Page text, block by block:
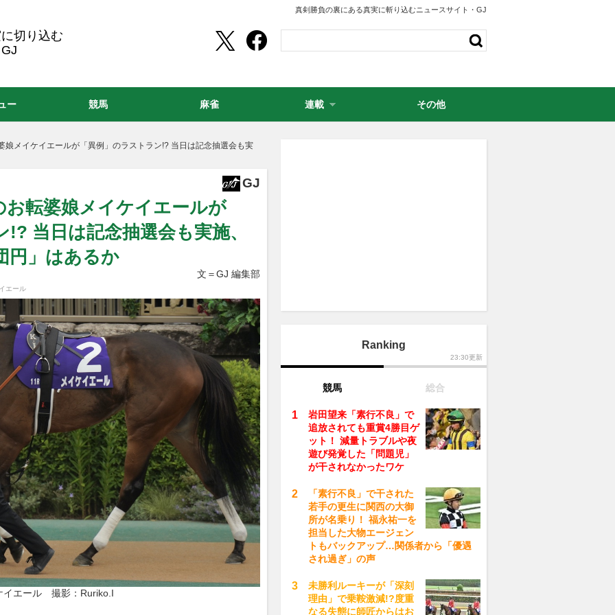
真剣勝負の裏にある真実に斬り込むニュースサイト・GJ
切り込む
娘メイケイエールが「異例」のラストラン!? 当日は記念抽選会も実
GJ
お転婆娘メイケイエールが
当日は記念抽選会も実施、
円」はあるか
文＝GJ 編集部
エール
イエール　撮影：Ruriko.I
Ranking
23:30更新
競馬 総合
岩田望来「素行不良」で
追放されても重賞4勝目ゲ
ット！ 減量トラブルや夜
遊び発覚した「問題児」
が干されなかったワケ
「素行不良」で干された
若手の更生に関西の大御
所が名乗り！ 福永祐一を
担当した大物エージェン
トもバックアップ…関係者から「優遇
され過ぎ」の声
未勝利ルーキーが「深刻
理由」で乗鞍激減!?度重
なる失態に師匠からはお
ー 競馬 麻雀 連載 その他